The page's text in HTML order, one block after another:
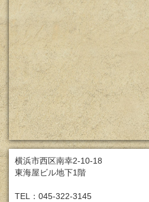
横浜市西区南幸2-10-18
東海屋ビル地下1階
TEL：045-322-3145